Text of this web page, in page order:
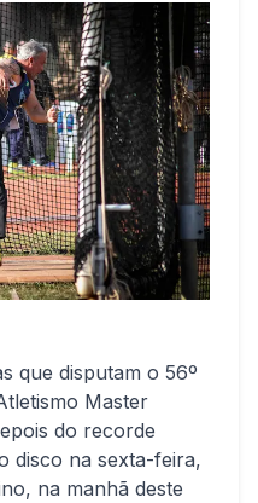
que disputam o 56º
Master
do recorde
disco na sexta-feira,
na manhã deste